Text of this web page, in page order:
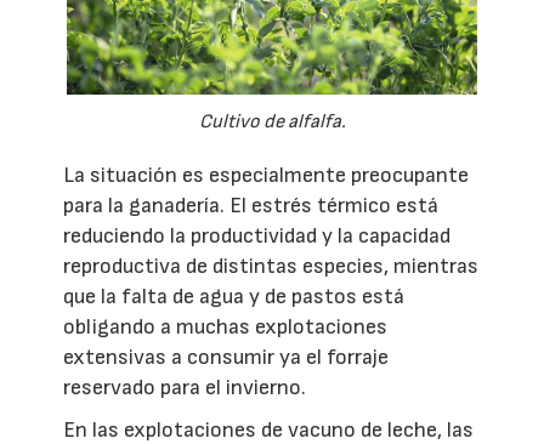
Cultivo de alfalfa.
La situación es especialmente preocupante
para la ganadería. El estrés térmico está
reduciendo la productividad y la capacidad
reproductiva de distintas especies, mientras
que la falta de agua y de pastos está
obligando a muchas explotaciones
extensivas a consumir ya el forraje
reservado para el invierno.
En las explotaciones de vacuno de leche, las